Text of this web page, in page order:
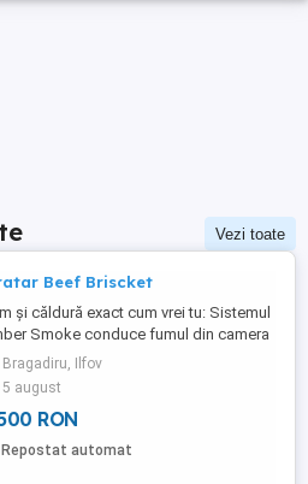
Vezi toate
Beef Briscket
și căldură exact cum vrei tu: Sistemul
Smoke conduce fumul din camera
afumat în camera de gătit, oferindu-ți
să combini afumarea cu grătarul
sau să le folosești pe rând totul
gustul tău. Construit să reziste în aer
tot anul: Oțelul de 1,0 0,8 mm
tratat ...
Bragadiru, Ilfov
5 august
RON
Repostat automat